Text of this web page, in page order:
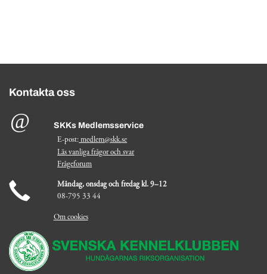
Kontakta oss
SKKs Medlemsservice
E-post: medlem@skk.se
Läs vanliga frågor och svar
Frågeforum
Måndag, onsdag och fredag kl. 9–12
08-795 33 44
Om cookies